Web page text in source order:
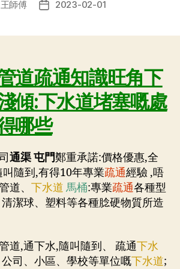
王師傅
发 2023-02-01
道疏通知識旺角下
傾:下水道堵塞嘅處
哪些
通渠 屯門鄭重承諾:價格優惠,全
隨到,有得10年專業疏通經驗 ,唔
道、 下水道 馬桶:專業疏通各種型
潔球、塑料等各種腍硬物質所造
道,通下水,隨叫隨到、 疏通下水
司、小區、學校等單位嘅下水道;